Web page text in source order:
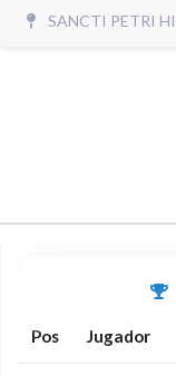
SANCTI PETRI
Pos Jugador